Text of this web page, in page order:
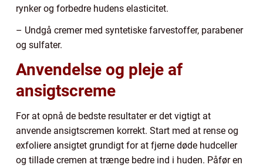
rynker og forbedre hudens elasticitet.
– Undgå cremer med syntetiske farvestoffer, parabener
og sulfater.
Anvendelse og pleje af
ansigtscreme
For at opnå de bedste resultater er det vigtigt at
anvende ansigtscremen korrekt. Start med at rense og
exfoliere ansigtet grundigt for at fjerne døde hudceller
og tillade cremen at trænge bedre ind i huden. Påfør en